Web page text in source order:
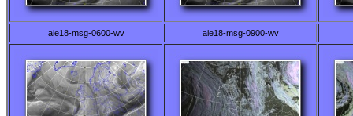
aie18-msg-0600-wv aie18-msg-0900-wv